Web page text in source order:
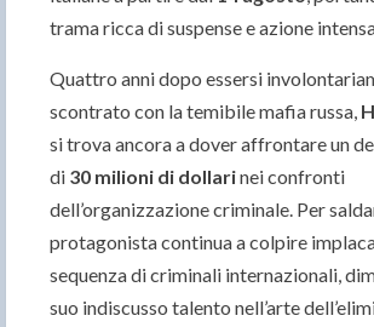
trama ricca di suspense e azione
Quattro anni dopo essersi
scontrato con la temibile mafia russa,
si trova ancora a dover affrontare un
di 30 milioni di dollarinei confronti
dell’organizzazione criminale. Per
protagonista continua a colpire
sequenza di criminali internazionali,
suo indiscusso talento nell’arte